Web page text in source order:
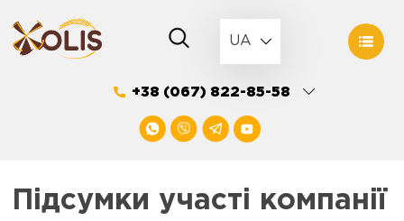
to
content
UA
+38 (067) 822-85-58
Підсумки участі компанії